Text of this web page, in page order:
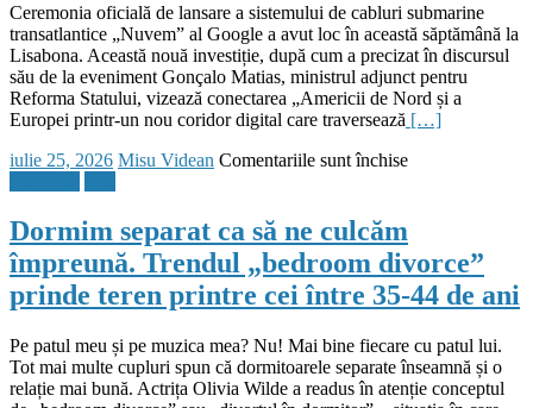
serviciile
care
utilizează
A.I.
mă
fac
Ceremonia oficială de lansare a sistemului de cabluri submarine
transatlantice „Nuvem” al Google a avut loc în această săptămână la
Lisabona. Această nouă investiție, după cum a precizat în discursul
său de la eveniment Gonçalo Matias, ministrul adjunct pentru
Reforma Statului, vizează conectarea „Americii de Nord și a
Europei printr-un nou coridor digital care traversează […]
Posted
iulie 25, 2026 Author
Misu Videan Comentariile sunt închisepentru
noua
țintă
în
războaiele
ale
Rusiei
și
Dormim separat ca să ne culcăm
împreună. Trendul „bedroom divorce”
prinde teren printre cei între 35-44 de ani
Pe patul meu și pe muzica mea? Nu! Mai bine fiecare cu patul lui.
Tot mai multe cupluri spun că dormitoarele separate înseamnă și o
relație mai bună. Actrița Olivia Wilde a readus în atenție conceptul